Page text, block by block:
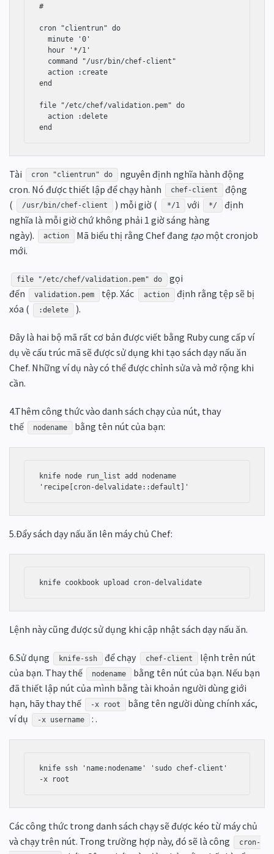
#
cron "clientrun" do
  minute '0'
  action :create
end
file "/etc/chef/validation.pem" do
  action :delete
end
Tài cron "clientrun" do
nguyên định nghĩa hành động
cron. Nó được thiết lập để chạy hành
chef-client
động
(
/usr/bin/chef-client ) mỗi giờ ( */1 với */
định
nghĩa là mỗi giờ chứ không phải 1 giờ sáng hàng
ngày).
action Mã biểu thị rằng Chef đang tạo một cronjob
mới.
file "/etc/chef/validation.pem" do
gọi
đến
validation.pem tệp. Xác action
định rằng tệp sẽ bị
xóa (
:delete ).
Đây là hai bộ mã rất cơ bản được viết bằng Ruby cung cấp ví
dụ về cấu trúc mã sẽ được sử dụng khi tạo sách dạy nấu ăn
Chef. Những ví dụ này có thể được chỉnh sửa và mở rộng khi
cần.
4.Thêm công thức vào danh sách chạy của nút, thay
thế
nodename bằng tên nút của bạn:
knife node run_list add nodename
'recipe[cron-delvalidate::default]'
5.Đẩy sách dạy nấu ăn lên máy chủ Chef:
Lệnh này cũng được sử dụng khi cập nhật sách dạy nấu ăn.
6.Sử dụng knife-ssh để chạy chef-client
lệnh trên nút
của bạn. Thay thế
nodename
bằng tên nút của bạn. Nếu bạn
đã thiết lập nút của mình bằng tài khoản người dùng giới
hạn, hãy thay thế
-x root
bằng tên người dùng chính xác,
ví dụ
-x username : .
knife ssh 'name:nodename' 'sudo chef-client'
-x root
Các công thức trong danh sách chạy sẽ được kéo từ máy chủ
và chạy trên nút. Trong trường hợp này, đó sẽ là công
cron-